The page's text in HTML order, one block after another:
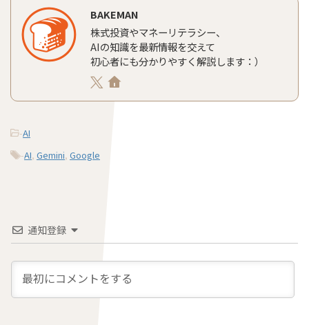
BAKEMAN
株式投資やマネーリテラシー、
AIの知識を最新情報を交えて
初心者にも分かりやすく解説します：）
-AI
-AI, Gemini, Google
通知登録